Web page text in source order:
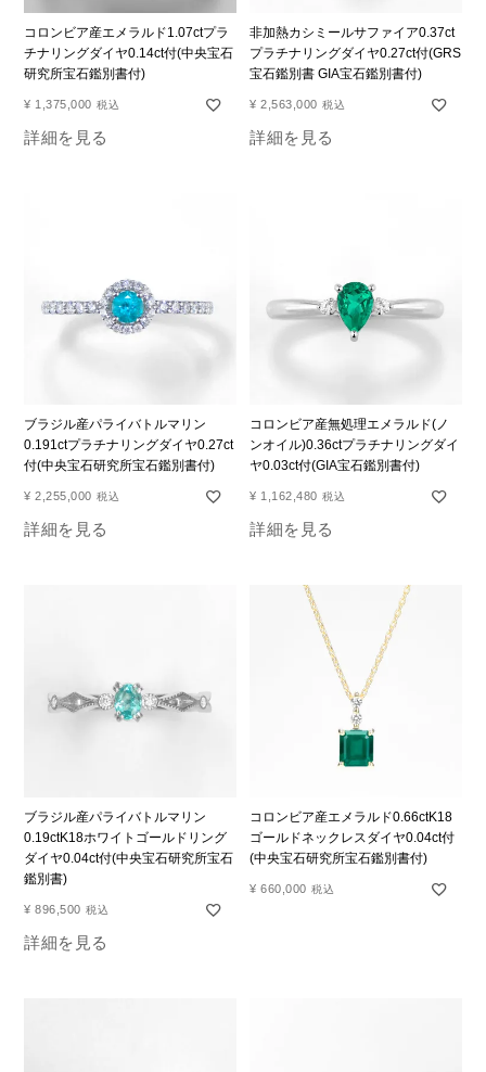
コロンビア産エメラルド1.07ctプラ
チナリングダイヤ0.14ct付(中央宝石
研究所宝石鑑別書付)
¥ 1,375,000 税込
詳細を見る
非加熱カシミールサファイア0.37ct
プラチナリングダイヤ0.27ct付(GRS
宝石鑑別書 GIA宝石鑑別書付)
¥ 2,563,000 税込
詳細を見る
ブラジル産パライバトルマリン
0.191ctプラチナリングダイヤ0.27ct
付(中央宝石研究所宝石鑑別書付)
¥ 2,255,000 税込
詳細を見る
コロンビア産無処理エメラルド(ノ
ンオイル)0.36ctプラチナリングダイ
ヤ0.03ct付(GIA宝石鑑別書付)
¥ 1,162,480 税込
詳細を見る
ブラジル産パライバトルマリン
0.19ctK18ホワイトゴールドリング
ダイヤ0.04ct付(中央宝石研究所宝石
鑑別書)
¥ 896,500 税込
詳細を見る
コロンビア産エメラルド0.66ctK18
ゴールドネックレスダイヤ0.04ct付
(中央宝石研究所宝石鑑別書付)
¥ 660,000 税込